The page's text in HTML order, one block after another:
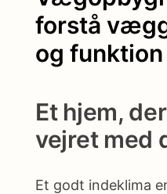
forstå
og funktion
Et hjem,
vejret med
Et godt indeklima